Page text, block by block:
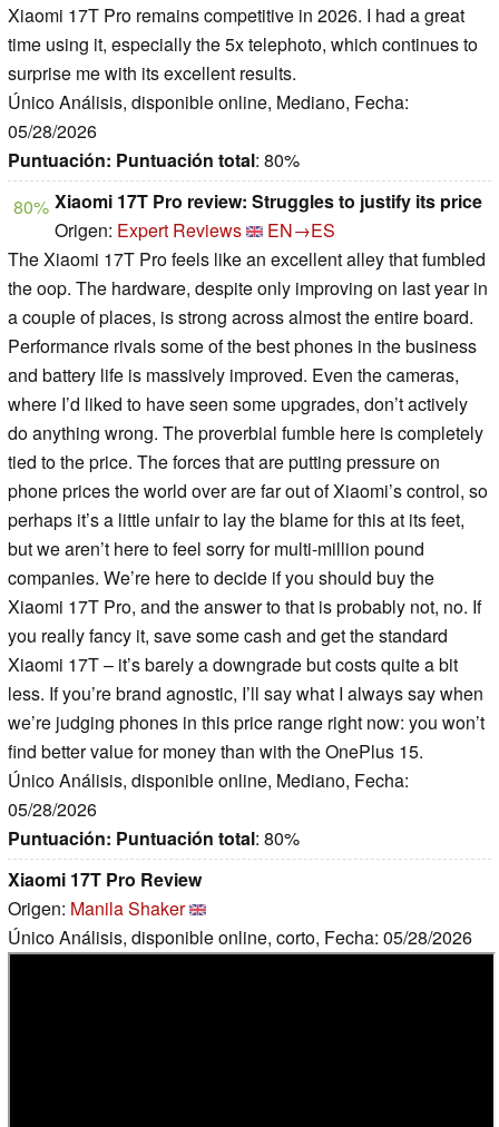
Xiaomi 17T Pro remains competitive in 2026. I had a great
time using it, especially the 5x telephoto, which continues to
surprise me with its excellent results.
Único Análisis, disponible online, Mediano, Fecha:
05/28/2026
Puntuación: Puntuación total: 80%
80% Xiaomi 17T Pro review: Struggles to justify its price
Origen: Expert Reviews
EN→ES
The Xiaomi 17T Pro feels like an excellent alley that fumbled
the oop. The hardware, despite only improving on last year in
a couple of places, is strong across almost the entire board.
Performance rivals some of the best phones in the business
and battery life is massively improved. Even the cameras,
where I’d liked to have seen some upgrades, don’t actively
do anything wrong. The proverbial fumble here is completely
tied to the price. The forces that are putting pressure on
phone prices the world over are far out of Xiaomi’s control, so
perhaps it’s a little unfair to lay the blame for this at its feet,
but we aren’t here to feel sorry for multi-million pound
companies. We’re here to decide if you should buy the
Xiaomi 17T Pro, and the answer to that is probably not, no. If
you really fancy it, save some cash and get the standard
Xiaomi 17T – it’s barely a downgrade but costs quite a bit
less. If you’re brand agnostic, I’ll say what I always say when
we’re judging phones in this price range right now: you won’t
find better value for money than with the OnePlus 15.
Único Análisis, disponible online, Mediano, Fecha:
05/28/2026
Puntuación: Puntuación total: 80%
Xiaomi 17T Pro Review
Origen: Manila Shaker
Único Análisis, disponible online, corto, Fecha: 05/28/2026